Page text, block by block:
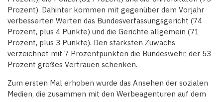
Prozent). Dahinter kommen mit gegenüber dem Vorjahr
verbesserten Werten das Bundesverfassungsgericht (74
Prozent, plus 4 Punkte) und die Gerichte allgemein (71
Prozent, plus 3 Punkte). Den stärksten Zuwachs
verzeichnet mit 7 Prozentpunkten die Bundeswehr, der 53
Prozent großes Vertrauen schenken.
Zum ersten Mal erhoben wurde das Ansehen der sozialen
Medien, die zusammen mit den Werbeagenturen auf dem